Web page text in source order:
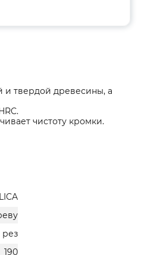
и твердой древесины, а
чистоту кромки.
190